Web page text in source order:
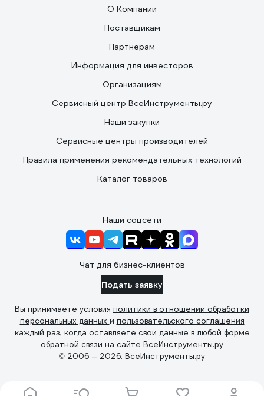
О Компании
Поставщикам
Партнерам
Информация для инвесторов
Организациям
Сервисный центр ВсеИнструменты.ру
Наши закупки
Сервисные центры производителей
Правила применения рекомендательных технологий
Каталог товаров
Наши соцсети
Чат для бизнес-клиентов
Подать заявку
Вы принимаете условия политики в отношении обработки
персональных данных и пользовательского соглашения
каждый раз, когда оставляете свои данные в любой форме
обратной связи на сайте ВсеИнструменты.ру
© 2006 — 2026. ВсеИнструменты.ру